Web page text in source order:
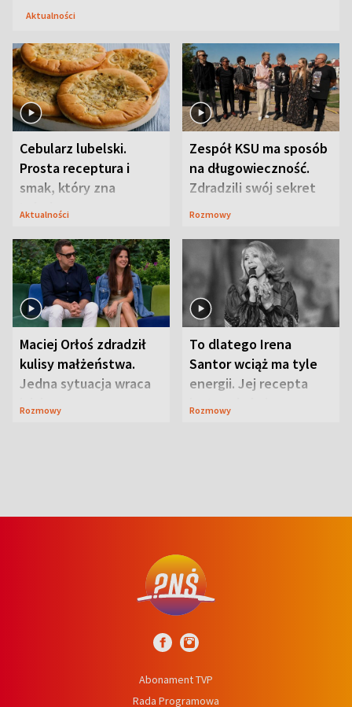
Aktualności
Cebularz lubelski.
Prosta receptura i
smak, który zna
Lubelszczyzna
Aktualności
Zespół KSU ma sposób
na długowieczność.
Zdradzili swój sekret
Rozmowy
Maciej Orłoś zdradził
kulisy małżeństwa.
Jedna sytuacja wraca
jak bumerang
Rozmowy
To dlatego Irena
Santor wciąż ma tyle
energii. Jej recepta
jest zaskakująco
Rozmowy
Abonament TVP
Rada Programowa